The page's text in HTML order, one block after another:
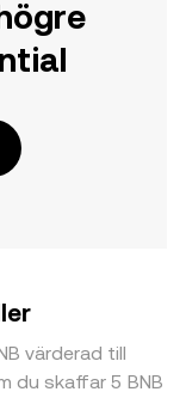
värderad till
du skaffar 5 BNB